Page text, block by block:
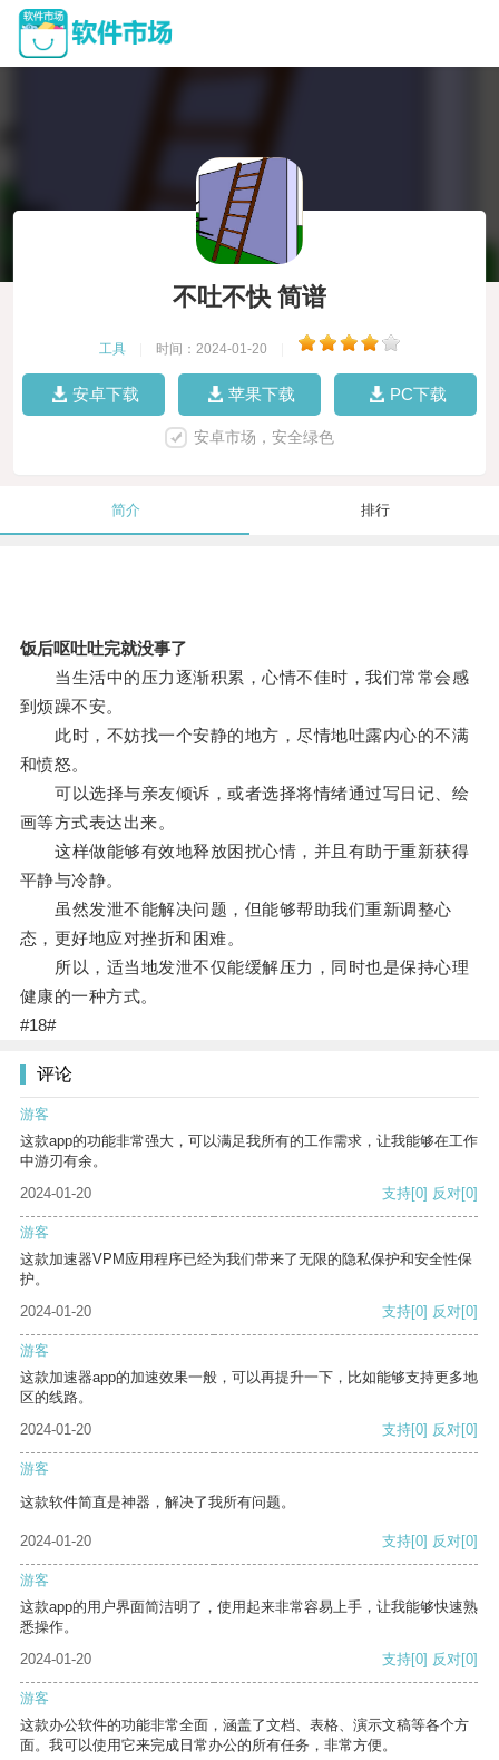
不吐不快 简谱
工具 时间：2024-01-20
安卓下载 苹果下载 PC下载
安卓市场，安全绿色
简介 排行
饭后呕吐吐完就没事了
当生活中的压力逐渐积累，心情不佳时，我们常常会感
到烦躁不安。
此时，不妨找一个安静的地方，尽情地吐露内心的不满
和愤怒。
可以选择与亲友倾诉，或者选择将情绪通过写日记、绘
画等方式表达出来。
这样做能够有效地释放困扰心情，并且有助于重新获得
平静与冷静。
虽然发泄不能解决问题，但能够帮助我们重新调整心
态，更好地应对挫折和困难。
所以，适当地发泄不仅能缓解压力，同时也是保持心理
健康的一种方式。
#18#
评论
游客
这款app的功能非常强大，可以满足我所有的工作需求，让我能够在工作
中游刃有余。
2024-01-20
支持[0] 反对[0]
游客
这款加速器VPM应用程序已经为我们带来了无限的隐私保护和安全性保
护。
2024-01-20
支持[0] 反对[0]
游客
这款加速器app的加速效果一般，可以再提升一下，比如能够支持更多地
区的线路。
2024-01-20
支持[0] 反对[0]
游客
这款软件简直是神器，解决了我所有问题。
2024-01-20 支持[0] 反对[0]
游客
这款app的用户界面简洁明了，使用起来非常容易上手，让我能够快速熟
悉操作。
2024-01-20
支持[0] 反对[0]
游客
这款办公软件的功能非常全面，涵盖了文档、表格、演示文稿等各个方
面。我可以使用它来完成日常办公的所有任务，非常方便。